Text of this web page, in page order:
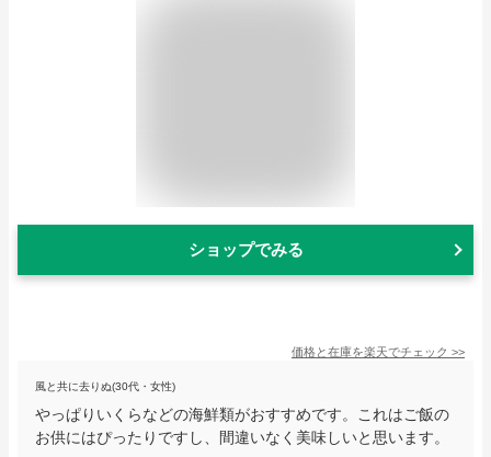
ショップでみる
価格と在庫を楽天でチェック >>
風と共に去りぬ(30代・女性)
やっぱりいくらなどの海鮮類がおすすめです。これはご飯の
お供にはぴったりですし、間違いなく美味しいと思います。